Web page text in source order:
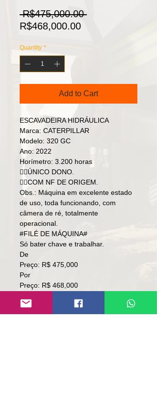
R$475,000.00 Regular
R$468,000.00Sale
Quantity *
Add to Cart
ESCAVADEIRA HIDRÁULICA
Marca: CATERPILLAR
Modelo: 320 GC
Ano: 2022
Horímetro: 3.200 horas
👉🏻ÚNICO DONO.
👉🏻COM NF DE ORIGEM.
Obs.: Máquina em excelente estado
de uso, toda funcionando, com
câmera de ré, totalmente
operacional.
#FILÉ DE MÁQUINA#
Só bater chave e trabalhar.
De
Preço: R$ 475,000
Por
Preço: R$ 468,000
NEGÓCIO DE OCASIÃO
Local: RS